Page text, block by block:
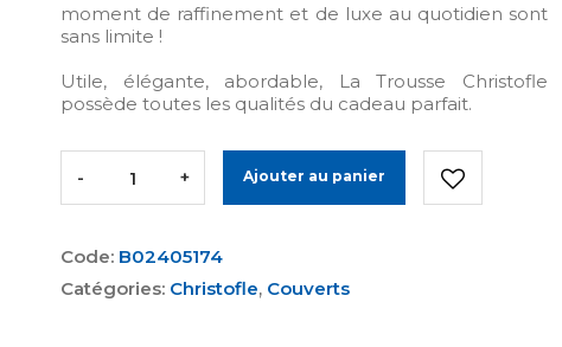
moment de raffinement et de luxe au quotidien sont
sans limite !​
Utile, élégante, abordable, La Trousse Christofle
possède toutes les qualités du cadeau parfait.
- + Ajouter au panier
Code: B02405174
Catégories: Christofle, Couverts